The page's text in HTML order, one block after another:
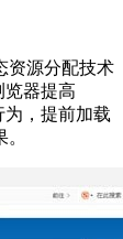
资源分配技术
览器提高
为，提前加载